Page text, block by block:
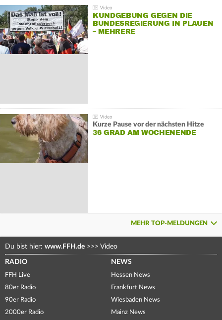
KUNDGEBUNG GEGEN DIE
BUNDESREGIERUNG IN PLAUEN
– MEHRERE
Kurze Pause vor der nächsten Hitze
36 GRAD AM WOCHENENDE
MEHR TOP-MELDUNGEN
Du bist hier: www.FFH.de >>> Video
RADIO
FFH Live
80er Radio
90er Radio
2000er Radio
NEWS
Hessen News
Frankfurt News
Wiesbaden News
Mainz News